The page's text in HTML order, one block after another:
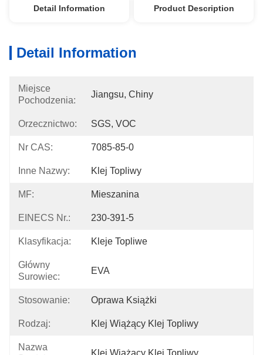
Detail Information Product Description
Detail Information
Miejsce
Pochodzenia:
Jiangsu, Chiny
Orzecznictwo: SGS, VOC
Nr CAS: 7085-85-0
Inne Nazwy: Klej Topliwy
MF: Mieszanina
EINECS Nr.: 230-391-5
Klasyfikacja: Kleje Topliwe
Główny
Surowiec:
EVA
Stosowanie: Oprawa Książki
Rodzaj: Klej Wiążący Klej Topliwy
Nazwa
Klej Wiążący Klej Topliwy